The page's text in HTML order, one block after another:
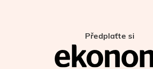
Předplaťte si